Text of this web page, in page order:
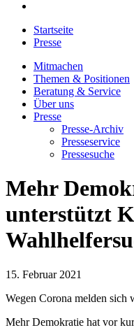
Startseite
Presse
Mitmachen
Themen & Positionen
Beratung & Service
Über uns
Presse
Presse-Archiv
Presseservice
Pressesuche
Mehr
unterstützt
15. Februar 2021
Wegen Corona melden sich
Mehr Demokratie hat vor